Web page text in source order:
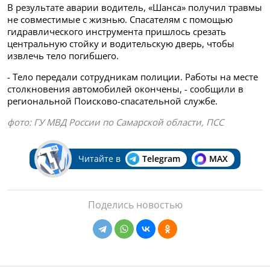
В результате аварии водитель, «Шанса» получил травмы
не совместимые с жизнью. Спасателям с помощью
гидравлического инструмента пришлось срезать
центральную стойку и водительскую дверь, чтобы
извлечь тело погибшего.
- Тело передали сотрудникам полиции. Работы на месте
столкновения автомобилей окончены, - сообщили в
региональной Поисково-спасательной службе.
фото: ГУ МВД России по Самарской области, ПСС
Читайте в Telegram MAX
Поделись новостью